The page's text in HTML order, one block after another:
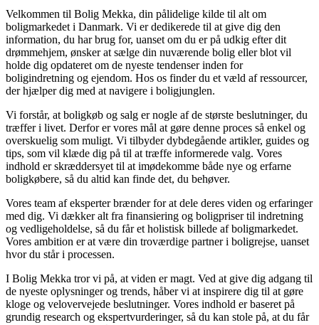
Velkommen til Bolig Mekka, din pålidelige kilde til alt om
boligmarkedet i Danmark. Vi er dedikerede til at give dig den
information, du har brug for, uanset om du er på udkig efter dit
drømmehjem, ønsker at sælge din nuværende bolig eller blot vil
holde dig opdateret om de nyeste tendenser inden for
boligindretning og ejendom. Hos os finder du et væld af ressourcer,
der hjælper dig med at navigere i boligjunglen.
Vi forstår, at boligkøb og salg er nogle af de største beslutninger, du
træffer i livet. Derfor er vores mål at gøre denne proces så enkel og
overskuelig som muligt. Vi tilbyder dybdegående artikler, guides og
tips, som vil klæde dig på til at træffe informerede valg. Vores
indhold er skræddersyet til at imødekomme både nye og erfarne
boligkøbere, så du altid kan finde det, du behøver.
Vores team af eksperter brænder for at dele deres viden og erfaringer
med dig. Vi dækker alt fra finansiering og boligpriser til indretning
og vedligeholdelse, så du får et holistisk billede af boligmarkedet.
Vores ambition er at være din troværdige partner i boligrejse, uanset
hvor du står i processen.
I Bolig Mekka tror vi på, at viden er magt. Ved at give dig adgang til
de nyeste oplysninger og trends, håber vi at inspirere dig til at gøre
kloge og velovervejede beslutninger. Vores indhold er baseret på
grundig research og ekspertvurderinger, så du kan stole på, at du får